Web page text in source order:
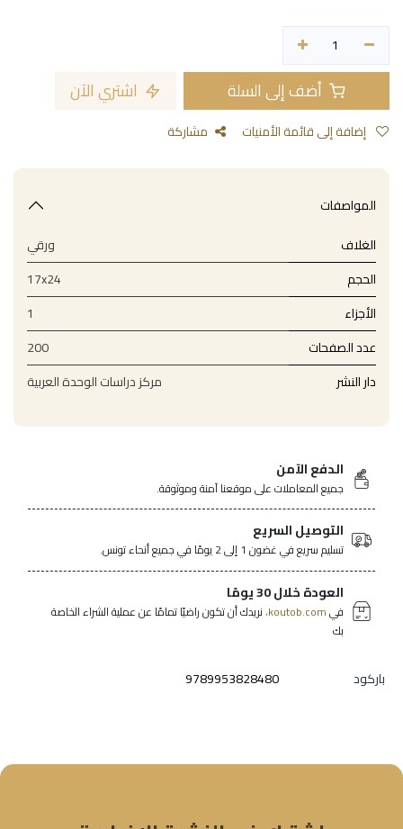
أضف إلى السلة اشتري الآن
مشاركة
المواصفات
الغلاف
ورقي
الحجم
17x24
الأجزاء
1
عدد الصفحات
200
دار النشر
مركز دراسات الوحدة العربية
الدفع الآمن
جميع المعاملات على موقعنا آمنة وموثوقة.
التوصيل السريع
تسليم سريع في غضون 1 إلى 2 يومًا في جميع أنحاء تونس.
العودة خلال 30 يومًا
فيkoutob.com، نريدك أن تكون راضيًا تمامًا عن عملية الشراء الخاصة
بك
باركود 9789953828480